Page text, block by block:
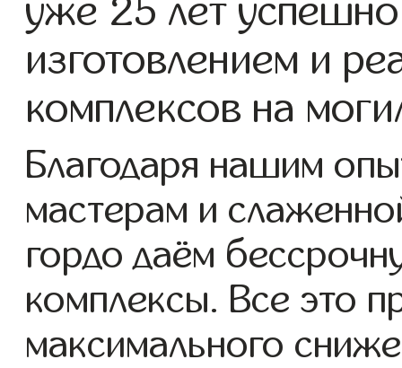
уже 25 лет
изготовлением и
комплексов на
Благодаря нашим
мастерам и
гордо даём
комплексы. Все это
максимального